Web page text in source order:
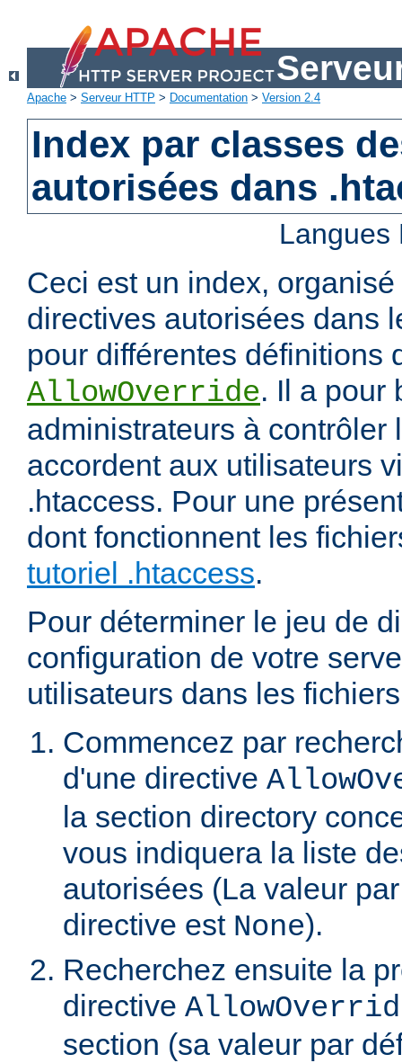
Apache > Serveur HTTP > Documentation > Version 2.4
Index par classes
autorisées dans
Ceci est un index,
directives autorisées dans
pour différentes définitions
AllowOverride. Il a pour
administrateurs à contrôler
accordent aux utilisateurs
.htaccess. Pour une
dont fonctionnent les
tutoriel .htaccess.
Pour déterminer le jeu de
configuration de votre
utilisateurs dans les
Commencez par
d'une directive
la section directory
vous indiquera la liste
autorisées (La valeur
directive est None).
Recherchez ensuite la
directive
section (sa valeur par